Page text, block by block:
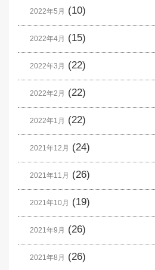
2022年5月 (10)
2022年4月 (15)
2022年3月 (22)
2022年2月 (22)
2022年1月 (22)
2021年12月 (24)
2021年11月 (26)
2021年10月 (19)
2021年9月 (26)
2021年8月 (26)